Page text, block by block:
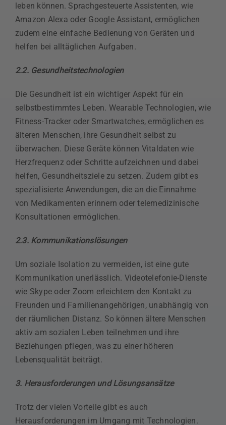
leben können. Sprachgesteuerte Assistenten, wie
Amazon Alexa oder Google Assistant, ermöglichen
zudem eine einfache Bedienung von Geräten und
helfen bei alltäglichen Aufgaben.
2.2. Gesundheitstechnologien
Die Gesundheit ist ein wichtiger Aspekt für ein
selbstbestimmtes Leben. Wearable Technologien, wie
Fitness-Tracker oder Smartwatches, ermöglichen es
älteren Menschen, ihre Gesundheit selbst zu
überwachen. Diese Geräte können Vitaldaten wie
Herzfrequenz oder Schritte aufzeichnen und dabei
helfen, Gesundheitsziele zu setzen. Zudem gibt es
spezialisierte Anwendungen, die an die Einnahme
von Medikamenten erinnern oder telemedizinische
Konsultationen ermöglichen.
2.3. Kommunikationslösungen
Um soziale Isolation zu vermeiden, ist eine gute
Kommunikation unerlässlich. Videotelefonie-Dienste
wie Skype oder Zoom erleichtern den Kontakt zu
Freunden und Familienangehörigen, unabhängig von
der räumlichen Distanz. So können ältere Menschen
aktiv am sozialen Leben teilnehmen und ihre
Beziehungen pflegen, was zu einer höheren
Lebensqualität beiträgt.
3. Herausforderungen und Lösungsansätze
Trotz der vielen Vorteile gibt es auch
Herausforderungen im Umgang mit Technologien.